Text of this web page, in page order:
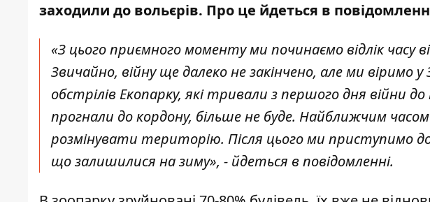
заходили до вольєрів. Про це йдеться в
«З цього приємного моменту ми починаємо відлік часу
Звичайно, війну ще далеко не закінчено, але ми віримо
обстрілів Екопарку, які тривали з першого дня війни
прогнали до кордону, більше не буде. Найближчим
розмінувати територію. Після цього ми приступимо до
що залишилися на зиму», - йдеться в повідомленні.